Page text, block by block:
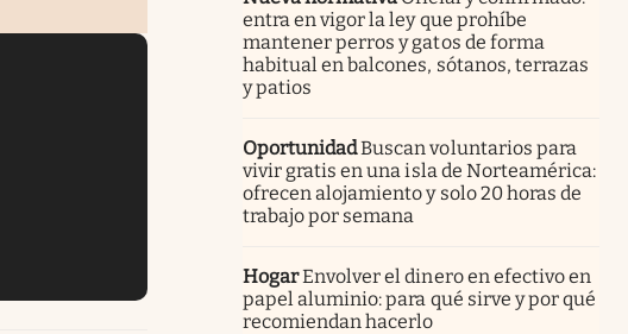
entra en vigor la ley que prohíbe
mantener perros y gatos de forma
habitual en balcones, sótanos, terrazas
y patios
OportunidadBuscan voluntarios para
vivir gratis en una isla de Norteamérica:
ofrecen alojamiento y solo 20 horas de
trabajo por semana
HogarEnvolver el dinero en efectivo en
papel aluminio: para qué sirve y por qué
recomiendan hacerlo